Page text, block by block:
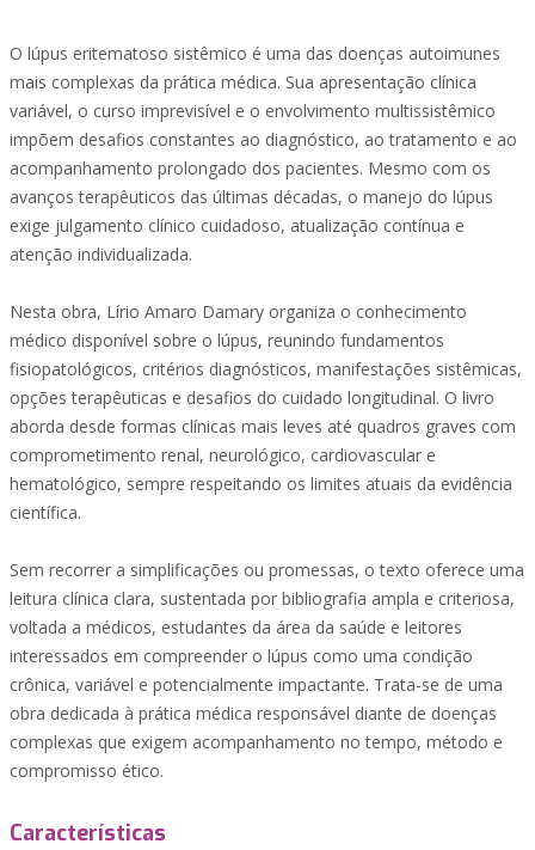
O lúpus eritematoso sistêmico é uma das doenças autoimunes
mais complexas da prática médica. Sua apresentação clínica
variável, o curso imprevisível e o envolvimento multissistêmico
impõem desafios constantes ao diagnóstico, ao tratamento e ao
acompanhamento prolongado dos pacientes. Mesmo com os
avanços terapêuticos das últimas décadas, o manejo do lúpus
exige julgamento clínico cuidadoso, atualização contínua e
atenção individualizada.
Nesta obra, Lírio Amaro Damary organiza o conhecimento
médico disponível sobre o lúpus, reunindo fundamentos
fisiopatológicos, critérios diagnósticos, manifestações sistêmicas,
opções terapêuticas e desafios do cuidado longitudinal. O livro
aborda desde formas clínicas mais leves até quadros graves com
comprometimento renal, neurológico, cardiovascular e
hematológico, sempre respeitando os limites atuais da evidência
científica.
Sem recorrer a simplificações ou promessas, o texto oferece uma
leitura clínica clara, sustentada por bibliografia ampla e criteriosa,
voltada a médicos, estudantes da área da saúde e leitores
interessados em compreender o lúpus como uma condição
crônica, variável e potencialmente impactante. Trata-se de uma
obra dedicada à prática médica responsável diante de doenças
complexas que exigem acompanhamento no tempo, método e
compromisso ético.
Características